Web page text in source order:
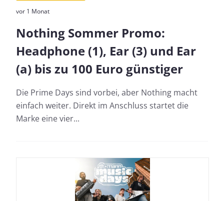
vor 1 Monat
Nothing Sommer Promo:
Headphone (1), Ear (3) und Ear
(a) bis zu 100 Euro günstiger
Die Prime Days sind vorbei, aber Nothing macht
einfach weiter. Direkt im Anschluss startet die
Marke eine vier...